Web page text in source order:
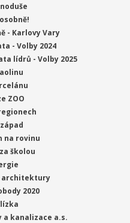
- Karlovy Vary
- Volby 2024
lídrů - Volby 2025
ZOO
na rovinu
školou
architektury
2020
a kanalizace a.s.